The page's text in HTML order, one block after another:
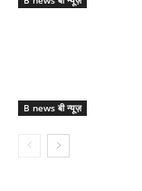
B news बी न्यूज़